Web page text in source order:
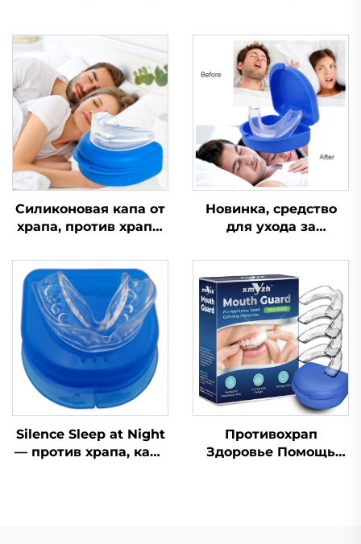
Силиконовая капа от
храпа, против храпа,
бруксизма, средство
для сна,
ортодонтическая
капа, средства
личной гигиены,
помощь при сне и
храпе
Новинка, средство
для ухода за
устройство для
помощи во сне,
улучшает качество
сна, силиконовая и
EVA-капа от храпа
Silence Sleep at Night
— против храпа, капа
Противохрап
Здоровье Помощь